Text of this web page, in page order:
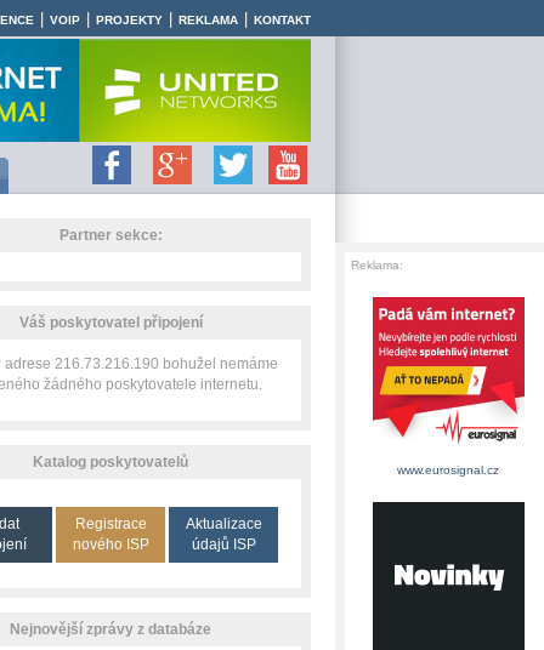
VOIP PROJEKTY REKLAMA KONTAKT
Partner sekce:
Váš poskytovatel připojení
adrese 216.73.216.190 bohužel nemáme
žádného poskytovatele internetu.
Katalog poskytovatelů
Registrace
nového ISP
Aktualizace
údajů ISP
Nejnovější zprávy z databáze
Reklama:
www.eurosignal.cz